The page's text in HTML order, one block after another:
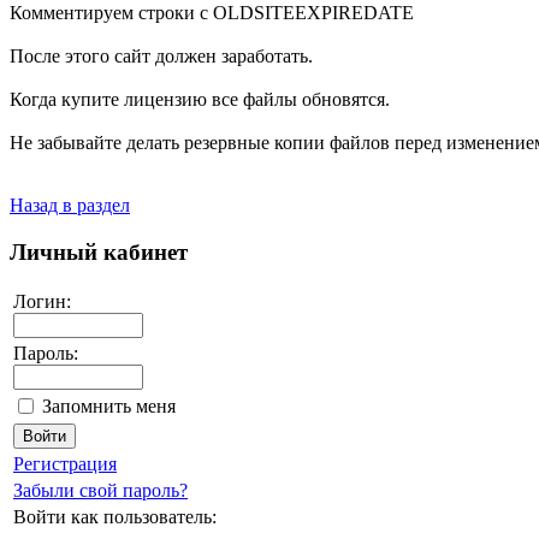
Комментируем строки с OLDSITEEXPIREDATE
После этого сайт должен заработать.
Когда купите лицензию все файлы обновятся.
Не забывайте делать резервные копии файлов перед
Назад в раздел
Личный кабинет
Логин:
Пароль:
Запомнить меня
Регистрация
Забыли свой пароль?
Войти как пользователь: